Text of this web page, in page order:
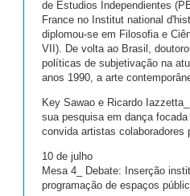
de Estudios Independientes
France no Institut national
diplomou-se em Filosofia e
VII). De volta ao Brasil,
políticas de subjetivação na
anos 1990, a arte
Key Sawao e Ricardo
sua pesquisa em dança
convida artistas colaboradores
10 de julho
Mesa 4_ Debate: Inserção
programação de espaços